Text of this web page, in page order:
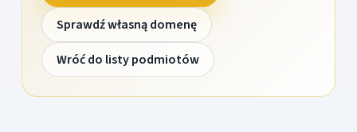
Sprawdź własną domenę
Wróć do listy podmiotów